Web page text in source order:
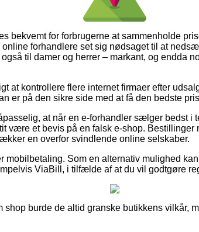
bekvemt for forbrugerne at sammenholde
forhandlere set sig nødsaget til at
til damer og herrer – markant, og endda
at kontrollere flere internet firmaer efter
er på den sikre side med at få den bedste
at når en e-forhandler sælger bedst i
være et bevis på en falsk e-shop.
en overfor svindlende online selskaber.
mobilbetaling. Som en alternativ mulighed
ViaBill, i tilfælde af at du vil godtgøre
shop burde de altid granske butikkens vilkår,